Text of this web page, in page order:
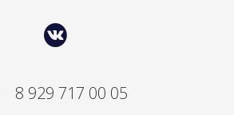
8 929 717 00 05